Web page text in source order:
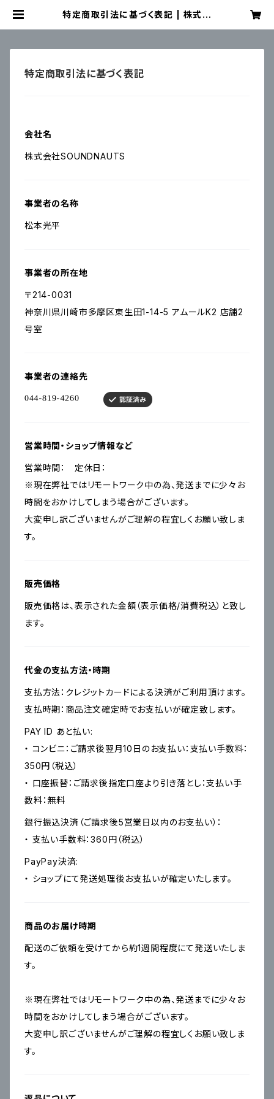
特定商取引法に基づく表記 | 株式会
特定商取引法に基づく表記
会社名
株式会社SOUNDNAUTS
事業者の名称
松本光平
事業者の所在地
〒214-0031
神奈川県川崎市多摩区東生田1-14-5 アムールK2 店舗2
号室
事業者の連絡先
営業時間・ショップ情報など
営業時間： 定休日：
※現在弊社ではリモートワーク中の為、発送までに少々お
時間をおかけしてしまう場合がございます。
大変申し訳ございませんがご理解の程宜しくお願い致しま
す。
販売価格
販売価格は、表示された金額（表示価格/消費税込）と致し
ます。
代金の支払方法・時期
支払方法：クレジットカードによる決済がご利用頂けます。
支払時期：商品注文確定時でお支払いが確定致します。
PAY ID あと払い:
・ コンビニ：ご請求後翌月10日のお支払い：支払い手数料：
350円（税込）
・ 口座振替：ご請求後指定口座より引き落とし：支払い手
数料：無料
銀行振込決済（ご請求後5営業日以内のお支払い）：
・ 支払い手数料：360円（税込）
PayPay決済:
・ ショップにて発送処理後お支払いが確定いたします。
商品のお届け時期
配送のご依頼を受けてから約1週間程度にて発送いたしま
す。
※現在弊社ではリモートワーク中の為、発送までに少々お
時間をおかけしてしまう場合がございます。
大変申し訳ございませんがご理解の程宜しくお願い致しま
す。